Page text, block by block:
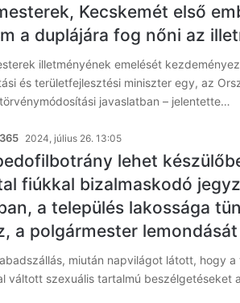
Kecskemét első
a duplájára fog nőni az
illetményének emelését
és területfejlesztési miniszter egy, az
javaslatban – jelentette…
2024, július 26. 13:05
lehet
fiúkkal bizalmaskodó
a település lakossága
a polgármester
miután napvilágot látott, hogy
váltott szexuális tartalmú beszélgetéseket